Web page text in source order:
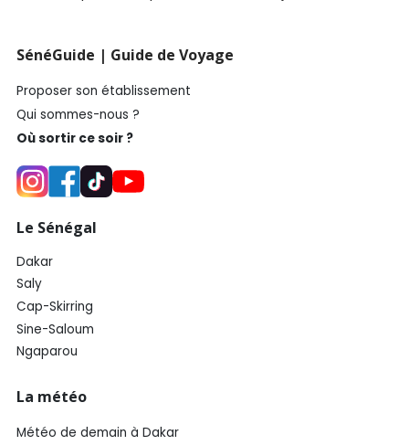
SénéGuide | Guide de Voyage
Proposer son établissement
Qui sommes-nous ?
Où sortir ce soir ?
Le Sénégal
Dakar
Saly
Cap-Skirring
Sine-Saloum
Ngaparou
La météo
Météo de demain à Dakar